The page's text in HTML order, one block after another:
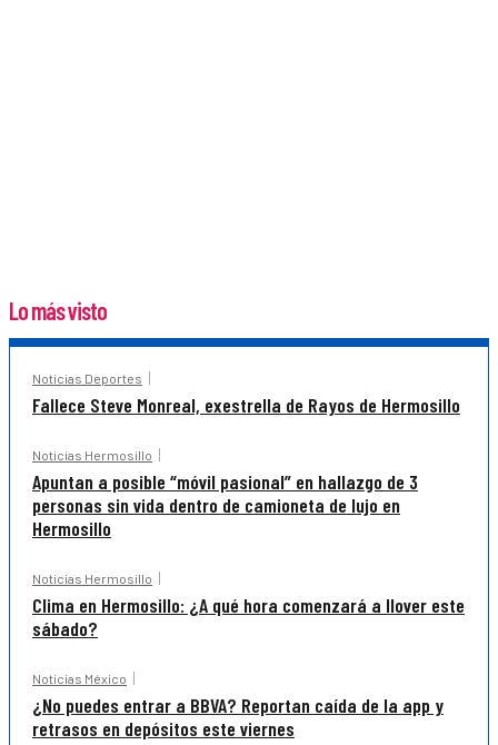
Lo más visto
Noticias Deportes
Fallece Steve Monreal, exestrella de Rayos de Hermosillo
Noticias Hermosillo
Apuntan a posible “móvil pasional” en hallazgo de 3
personas sin vida dentro de camioneta de lujo en
Hermosillo
Noticias Hermosillo
Clima en Hermosillo: ¿A qué hora comenzará a llover este
sábado?
Noticias México
¿No puedes entrar a BBVA? Reportan caída de la app y
retrasos en depósitos este viernes